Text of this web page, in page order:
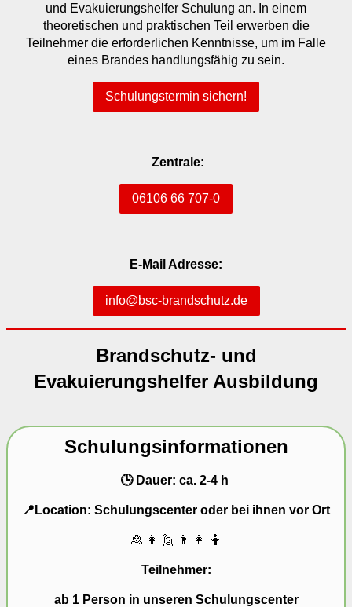
und Evakuierungshelfer Schulung an. In einem
theoretischen und praktischen Teil erwerben die
Teilnehmer die erforderlichen Kenntnisse, um im Falle
eines Brandes handlungsfähig zu sein.
Schulungstermin sichern!
Zentrale:
06106 66 707-0
E-Mail Adresse:
info@bsc-brandschutz.de
Brandschutz- und
Evakuierungshelfer Ausbildung
Schulungsinformationen
🕒 Dauer: ca. 2-4 h
📍Location: Schulungscenter oder bei ihnen vor Ort
🙎 👩 🙋 👨 👩 🤷
Teilnehmer:
ab 1 Person in unseren Schulungscenter